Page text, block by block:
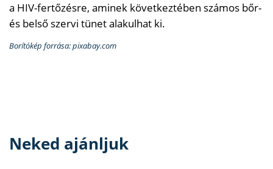
a HIV-fertőzésre, aminek következtében számos bőr-
és belső szervi tünet alakulhat ki.
Borítókép forrása: pixabay.com
Neked ajánljuk